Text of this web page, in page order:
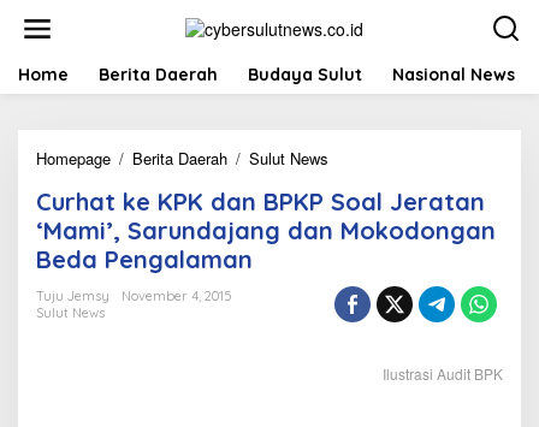
t
Home Berita Daerah Budaya Sulut Nasional News
Homepage / Berita Daerah / Sulut News
r
h
a
e
Curhat ke KPK dan BPKP Soal Jeratan
‘Mami’, Sarundajang dan Mokodongan
Beda Pengalaman
Tuju Jemsy
November 4, 2015
Sulut News
Ilustrasi Audit BPK